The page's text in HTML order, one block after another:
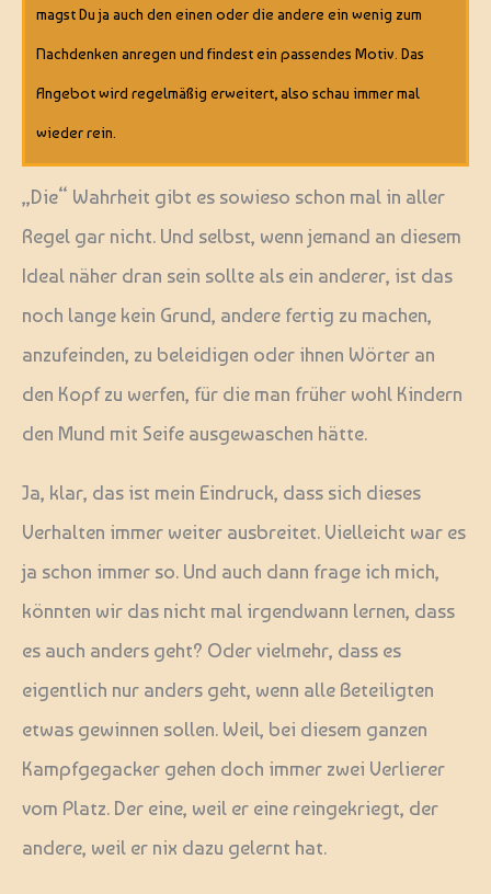
magst Du ja auch den einen oder die andere ein wenig zum
Nachdenken anregen und findest ein passendes Motiv. Das
Angebot wird regelmäßig erweitert, also schau immer mal
wieder rein.
„Die“ Wahrheit gibt es sowieso schon mal in aller
Regel gar nicht. Und selbst, wenn jemand an diesem
Ideal näher dran sein sollte als ein anderer, ist das
noch lange kein Grund, andere fertig zu machen,
anzufeinden, zu beleidigen oder ihnen Wörter an
den Kopf zu werfen, für die man früher wohl Kindern
den Mund mit Seife ausgewaschen hätte.
Ja, klar, das ist mein Eindruck, dass sich dieses
Verhalten immer weiter ausbreitet. Vielleicht war es
ja schon immer so. Und auch dann frage ich mich,
könnten wir das nicht mal irgendwann lernen, dass
es auch anders geht? Oder vielmehr, dass es
eigentlich nur anders geht, wenn alle Beteiligten
etwas gewinnen sollen. Weil, bei diesem ganzen
Kampfgegacker gehen doch immer zwei Verlierer
vom Platz. Der eine, weil er eine reingekriegt, der
andere, weil er nix dazu gelernt hat.